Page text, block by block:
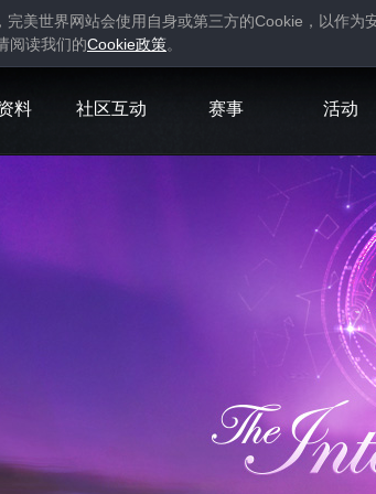
美世界网站会使用自身或第三方的Cookie ，以作为
阅读我们的Cookie政策。
料 社区互动 赛事 活动